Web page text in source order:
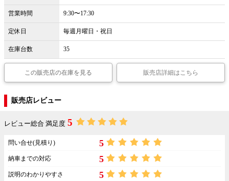
営業時間 9:30〜17:30
定休日 毎週月曜日・祝日
在庫台数 35
この販売店の在庫を見る 販売店詳細はこちら
販売店レビュー
レビュー総合 満足度 5
問い合せ(見積り) 5
納車までの対応 5
説明のわかりやすさ 5